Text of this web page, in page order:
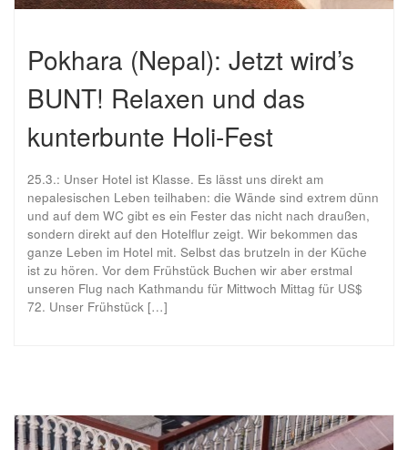
Pokhara (Nepal): Jetzt wird’s
BUNT! Relaxen und das
kunterbunte Holi-Fest
25.3.: Unser Hotel ist Klasse. Es lässt uns direkt am
nepalesischen Leben teilhaben: die Wände sind extrem dünn
und auf dem WC gibt es ein Fester das nicht nach draußen,
sondern direkt auf den Hotelflur zeigt. Wir bekommen das
ganze Leben im Hotel mit. Selbst das brutzeln in der Küche
ist zu hören. Vor dem Frühstück Buchen wir aber erstmal
unseren Flug nach Kathmandu für Mittwoch Mittag für US$
72. Unser Frühstück […]